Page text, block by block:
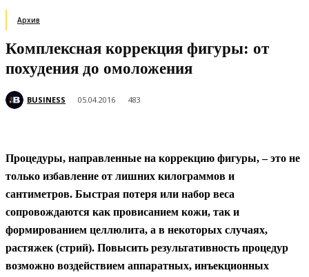
Архив
Комплексная коррекция фигуры: от
похудения до омоложения
BUSINESS 05.04.2016 483
Процедуры, направленные на коррекцию фигуры, – это не
только избавление от лишних килограммов и
сантиметров. Быстрая потеря или набор веса
сопровождаются как провисанием кожи, так и
формированием целлюлита, а в некоторых случаях,
растяжек (стрий). Повысить результативность процедур
возможно воздействием аппаратных, инъекционных